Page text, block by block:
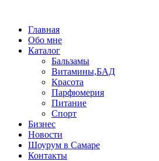
Главная
Обо мне
Каталог
Бальзамы
Витамины,БАД
Красота
Парфюмерия
Питание
Спорт
Бизнес
Новости
Шоурум в Самаре
Контакты